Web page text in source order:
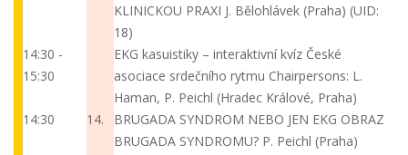
KLINICKOU PRAXI J. Bělohlávek (Praha) (UID:
18)
14:30 -
15:30
EKG kasuistiky – interaktivní kvíz České
asociace srdečního rytmu Chairpersons: L.
Haman, P. Peichl (Hradec Králové, Praha)
14:30
14.
BRUGADA SYNDROM NEBO JEN EKG OBRAZ
BRUGADA SYNDROMU? P. Peichl (Praha)